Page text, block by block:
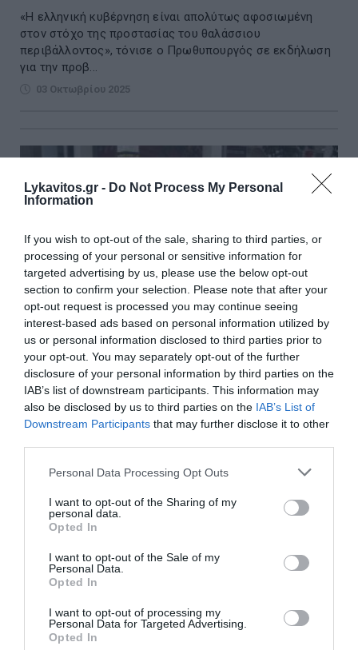
Lykavitos.gr - Do Not Process My Personal
Information
If you wish to opt-out of the sale, sharing to third parties, or
processing of your personal or sensitive information for
targeted advertising by us, please use the below opt-out
section to confirm your selection. Please note that after your
opt-out request is processed you may continue seeing
interest-based ads based on personal information utilized by
us or personal information disclosed to third parties prior to
your opt-out. You may separately opt-out of the further
disclosure of your personal information by third parties on the
IAB’s list of downstream participants. This information may
also be disclosed by us to third parties on the IAB’s List of
Downstream Participants that may further disclose it to other
Please note that this website/app uses one or more Google
not limited to your visit or usage behaviour. You may click to
grant or deny consent to Google and its third-party tags to
use your data for below specified purposes in below Google
consent section.
Personal Data Processing Opt Outs
I want to opt-out of the Sharing of my
personal data.
Opted In
I want to opt-out of the Sale of my
Personal Data.
Opted In
I want to opt-out of processing my
Personal Data for Targeted Advertising.
Opted In
«Η ελληνική κυβέρνηση είναι απολύτως αφοσιωμένη
στον στόχο της προστασίας του θαλάσσιου
περιβάλλοντος», τόνισε ο Πρωθυπουργός σε εκδήλωση
για την προβ...
03 Οκτωβρίου 2025
Ξεκίνησε η κακοκαιρία στη δυτική Ελλάδα με
ισχυρές καταιγίδες – Μπαράζ μηνυμάτων από
το «112»
με ισχυρές καταιγίδες. Μηνύματα μέσω του 112 για
ισχυρές βροχοπτώσεις και καταιγίδες εστάλησαν λί...
01 Οκτωβρίου 2025